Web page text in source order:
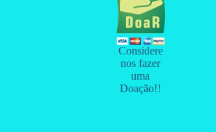
Considere
nos fazer
uma
Doação!!